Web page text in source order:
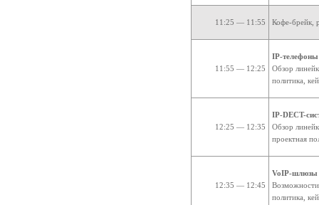
11:25 — 11:55 Кофе-брейк,
11:55 — 12:25
IP-
Обзор
политика,
12:25 — 12:35
IP-DECT-
Обзор
проектная
12:35 — 12:45
VoIP-шлюзы
Возможности
политика,